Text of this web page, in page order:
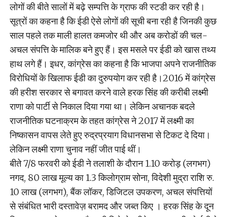
लोगों की बीते सालों में बढ़े सम्पत्ति के ग्राफ की स्टडी कर रही है।
सूत्रों का कहना है कि ईडी ऐसे लोगों की सूची बना रही है जिनकी कुछ
साल पहले तक माली हालत कमजोर थी और अब करोडों की चल-
अचल संपत्ति के मालिक बने हुए हैं। इस मसले पर ईडी को खास तथ्य
हाथ लगे हैं। इधर, कांग्रेस का कहना है कि भाजपा अपने राजनीतिक
विरोधियों के खिलाफ ईडी का दुरुपयोग कर रही है।2016 में कांग्रेस
की हरीश सरकार से बगावत करने वाले हरक सिंह की करीबी लक्ष्मी
राणा को पार्टी से निकाल दिया गया था। लेकिन अचानक बदले
राजनीतिक घटनाक्रम के तहत कांग्रेस ने 2017 में लक्ष्मी का
निष्कासन वापस लेते हुए रुद्रप्रयाग विधानसभा से टिकट दे दिया।
लेकिन लक्ष्मी राणा चुनाव नहीं जीत पाई थीं।
बीते 7/8 फरवरी को ईडी ने तलाशी के दौरान 1.10 करोड़ (लगभग)
नगद, 80 लाख मूल्य का 1.3 किलोग्राम सोना, विदेशी मुद्रा राशि रु.
10 लाख (लगभग), बैंक लॉकर, डिजिटल उपकरण, अचल संपत्तियों
से संबंधित भारी दस्तावेज़ बरामद और जब्त किए । हरक सिंह के दून